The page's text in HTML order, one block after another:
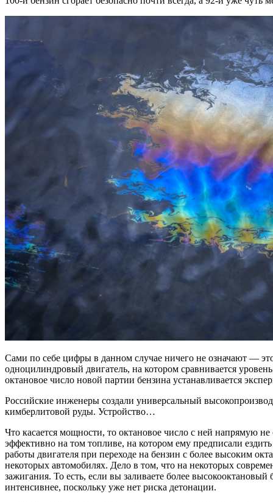
Сами по себе цифры в данном случае ничего не означают —
одноцилиндровый двигатель, на котором сравнивается
октановое число новой партии бензина устанавливается
Российские инженеры создали универсальный
кимберлитовой руды. Устройство…
Что касается мощности, то октановое число с ней напрямую
эффективно на том топливе, на котором ему предписали
работы двигателя при переходе на бензин с более высоким
некоторых автомобилях. Дело в том, что на некоторых
зажигания. То есть, если вы заливаете более высокооктановый
интенсивнее, поскольку уже нет риска детонации.